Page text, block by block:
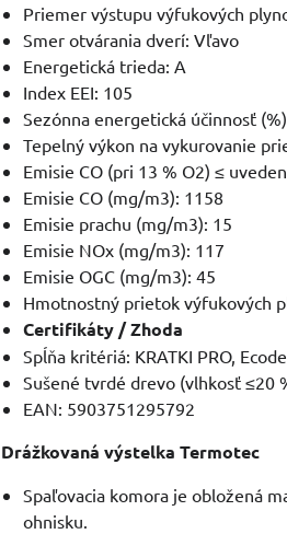
Priemer výstupu výfukových
Smer otvárania dverí: Vľavo
Energetická trieda: A
Index EEI: 105
Sezónna energetická účinnosť
Tepelný výkon na vykurovanie
Emisie CO (pri 13 % O2) ≤
Emisie CO (mg/m3): 1158
Emisie prachu (mg/m3): 15
Emisie NOx (mg/m3): 117
Emisie OGC (mg/m3): 45
Hmotnostný prietok výfukových
Certifikáty / Zhoda
Spĺňa kritériá: KRATKI PRO,
Sušené tvrdé drevo (vlhkosť ≤20
EAN: 5903751295792
Drážkovaná výstelka Termotec
Spaľovacia komora je obložená
ohnisku.